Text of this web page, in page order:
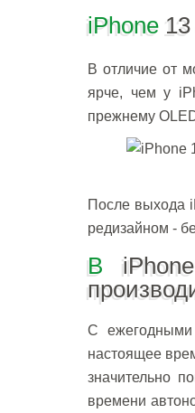
iPhone
В отличие от
ярче, чем у
прежнему
После выхода
редизайном -
В
С ежегодными
настоящее
значительно
времени